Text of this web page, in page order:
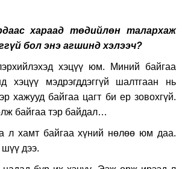
хараад төдийлөн талархаж
бол энэ агшинд хэлээч?
хэцүү юм. Миний байгаа
хэцүү мэдрэгддэггүй шалтгаан нь
хажууд байгаа цагт би ер зовохгүй.
байгаа тэр байдал…
л хамт байгаа хүний нөлөө юм даа.
шүү дээ.